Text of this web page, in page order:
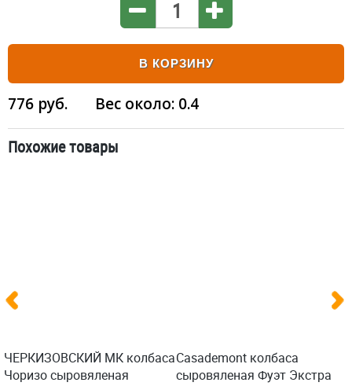
В КОРЗИНУ
776 руб. Вес около: 0.4
Похожие товары
ЧЕРКИЗОВСКИЙ МК колбаса
Чоризо сыровяленая
Casademont колбаса
сыровяленая Фуэт Экстра